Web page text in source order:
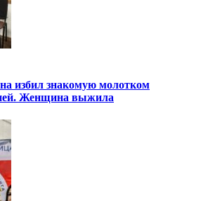
избил знакомую молотком
Женщина выжила